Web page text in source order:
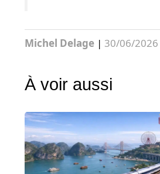
Michel Delage | 30/06/
À voir aussi